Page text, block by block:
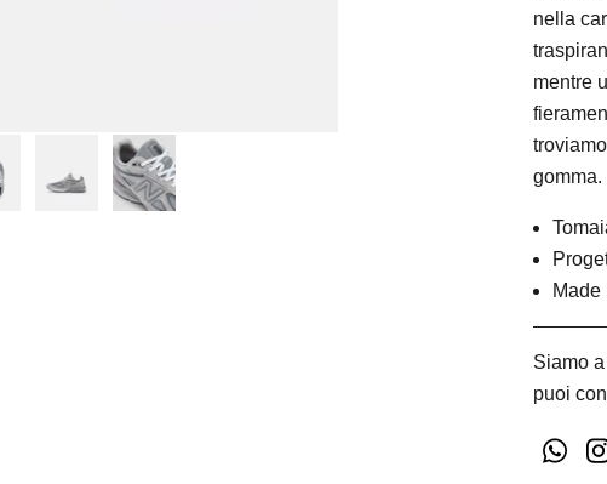
nella
mentre
gomma.
Made
Siamo
puoi